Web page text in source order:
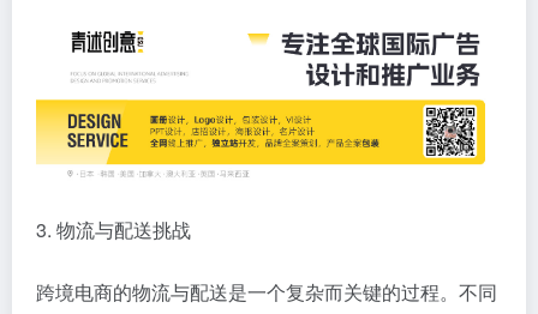
3. 物流与配送挑战
跨境电商的物流与配送是一个复杂而关键的过程。不同